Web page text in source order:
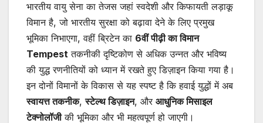
भारतीय वायु सेना का तेजस जहां स्वदेशी और किफायती लड़ाकू
विमान है, जो भारतीय सुरक्षा को बढ़ावा देने के लिए प्रमुख
भूमिका निभाएगा, वहीं ब्रिटेन का 6वीं पीढ़ी का विमान
Tempest तकनीकी दृष्टिकोण से अधिक उन्नत और भविष्य
की युद्ध रणनीतियों को ध्यान में रखते हुए डिज़ाइन किया गया है।
इन दोनों विमानों के विकास से यह स्पष्ट है कि हवाई युद्धों में अब
स्वायत्त तकनीक,स्टेल्थ डिज़ाइन, और आधुनिक मिसाइल
टेक्नोलॉजीकी भूमिका और भी महत्वपूर्ण हो जाएगी।